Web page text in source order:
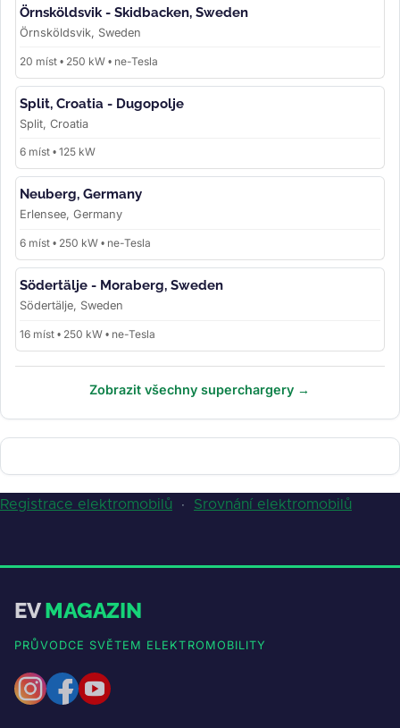
Örnsköldsvik - Skidbacken, Sweden
Örnsköldsvik, Sweden
20 míst • 250 kW • ne-Tesla
Split, Croatia - Dugopolje
Split, Croatia
6 míst • 125 kW
Neuberg, Germany
Erlensee, Germany
6 míst • 250 kW • ne-Tesla
Södertälje - Moraberg, Sweden
Södertälje, Sweden
16 míst • 250 kW • ne-Tesla
Zobrazit všechny superchargery →
Registrace elektromobilů · Srovnání elektromobilů
EVMAGAZIN
PRŮVODCE SVĚTEM ELEKTROMOBILITY